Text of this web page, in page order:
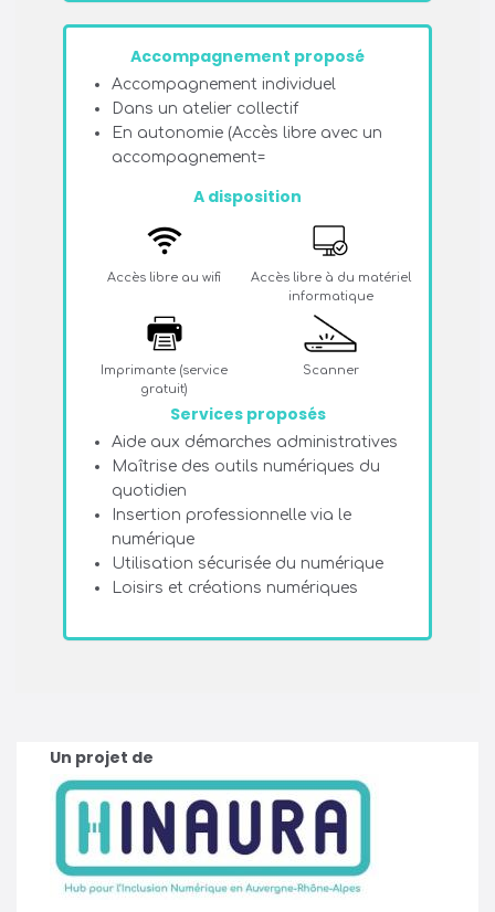
Accompagnement proposé
Accompagnement individuel
Dans un atelier collectif
En autonomie (Accès libre avec un
accompagnement=
A disposition
Accès libre au wifi
Accès libre à du matériel
informatique
Imprimante (service
gratuit)
Scanner
Services proposés
Aide aux démarches administratives
Maîtrise des outils numériques du
quotidien
Insertion professionnelle via le
numérique
Utilisation sécurisée du numérique
Loisirs et créations numériques
Un projet de